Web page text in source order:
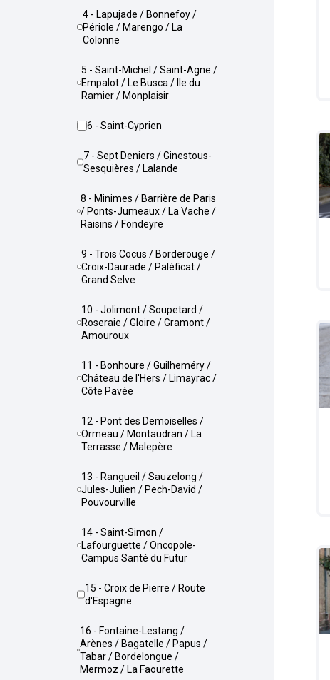
4 - Lapujade / Bonnefoy /
Périole / Marengo / La
Colonne
5 - Saint-Michel / Saint-Agne /
Empalot / Le Busca / Ile du
Ramier / Monplaisir
6 - Saint-Cyprien
7 - Sept Deniers / Ginestous-
Sesquières / Lalande
8 - Minimes / Barrière de Paris
/ Ponts-Jumeaux / La Vache /
Raisins / Fondeyre
9 - Trois Cocus / Borderouge /
Croix-Daurade / Paléficat /
Grand Selve
10 - Jolimont / Soupetard /
Roseraie / Gloire / Gramont /
Amouroux
11 - Bonhoure / Guilheméry /
Château de l'Hers / Limayrac /
Côte Pavée
12 - Pont des Demoiselles /
Ormeau / Montaudran / La
Terrasse / Malepère
13 - Rangueil / Sauzelong /
Jules-Julien / Pech-David /
Pouvourville
14 - Saint-Simon /
Lafourguette / Oncopole-
Campus Santé du Futur
15 - Croix de Pierre / Route
d'Espagne
16 - Fontaine-Lestang /
Arènes / Bagatelle / Papus /
Tabar / Bordelongue /
Mermoz / La Faourette